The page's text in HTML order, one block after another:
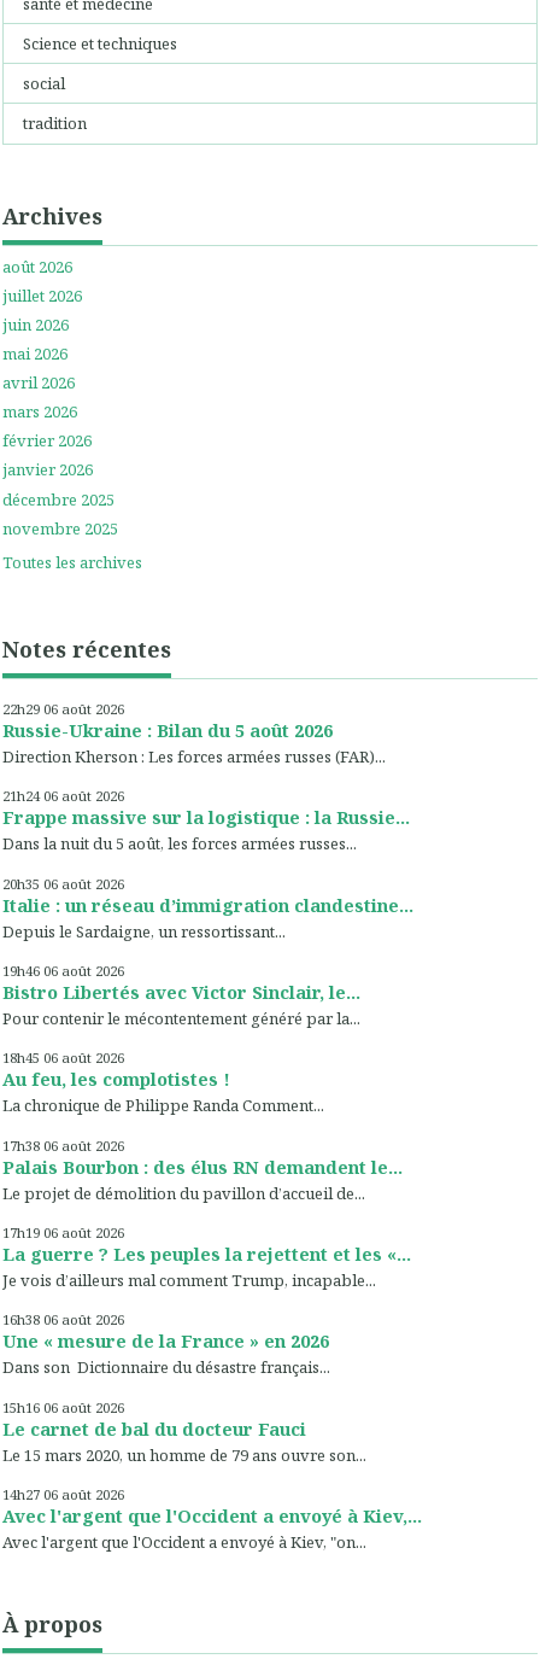
Science et techniques
social
tradition
Archives
août 2026
juillet 2026
juin 2026
mai 2026
avril 2026
mars 2026
février 2026
janvier 2026
décembre 2025
novembre 2025
Toutes les archives
Notes récentes
22h29 06 août 2026
Russie-Ukraine : Bilan du 5 août 2026
Direction Kherson : Les forces armées russes (FAR)...
21h24 06 août 2026
Frappe massive sur la logistique : la Russie...
Dans la nuit du 5 août, les forces armées russes...
20h35 06 août 2026
Italie : un réseau d’immigration clandestine...
Depuis le Sardaigne, un ressortissant...
19h46 06 août 2026
Bistro Libertés avec Victor Sinclair, le...
Pour contenir le mécontentement généré par la...
18h45 06 août 2026
Au feu, les complotistes !
La chronique de Philippe Randa Comment...
17h38 06 août 2026
Palais Bourbon : des élus RN demandent le...
Le projet de démolition du pavillon d’accueil de...
17h19 06 août 2026
La guerre ? Les peuples la rejettent et les «...
Je vois d’ailleurs mal comment Trump, incapable...
16h38 06 août 2026
Une « mesure de la France » en 2026
Dans son Dictionnaire du désastre français...
15h16 06 août 2026
Le carnet de bal du docteur Fauci
Le 15 mars 2020, un homme de 79 ans ouvre son...
14h27 06 août 2026
Avec l'argent que l'Occident a envoyé à Kiev,...
Avec l'argent que l'Occident a envoyé à Kiev, "on...
À propos